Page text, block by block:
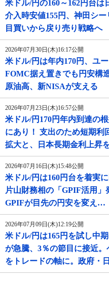
米ドル/円の160～162円台
介入時安値155円、神田シ
目買いから戻り売り戦略へ
2026年07月30日(木)16:17公開
米ドル/円は年内170円、ユ
FOMC据え置きでも円安構
原油高、新NISAが支える
2026年07月23日(木)16:57公開
米ドル/円170円年内到達の
にあり！ 支出のため短期利
拡大と、日本長期金利上昇
2026年07月16日(木)15:48公開
米ドル/円は160円台を着実
片山財務相の「GPIF活用」
GPIFが目先の円安を変え…
2026年07月09日(木)12:19公開
米ドル/円は165円を試し中
が急騰、3％の節目に接近。
をトレードの軸に。政府・